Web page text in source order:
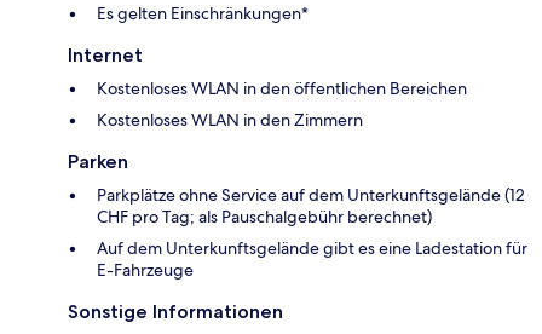
Es gelten Einschränkungen*
Internet
Kostenloses WLAN in den öffentlichen Bereichen
Kostenloses WLAN in den Zimmern
Parken
Parkplätze ohne Service auf dem Unterkunftsgelände (12
CHF pro Tag; als Pauschalgebühr berechnet)
Auf dem Unterkunftsgelände gibt es eine Ladestation für
E-Fahrzeuge
Sonstige Informationen